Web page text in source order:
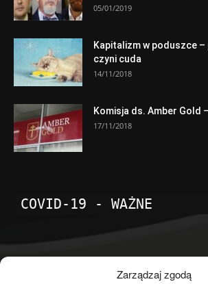
Zarządzaj zgodą
05/01/2019
Kapitalizm w poduszce
czyni cuda
14/11/2018
Komisja ds. Amber Gold
17/11/2018
COVID-19 - WAŻNE